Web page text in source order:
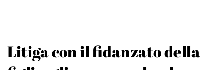
Litiga con il fidanzato della